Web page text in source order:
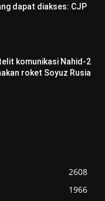
dapat diakses: CJP
komunikasi Nahid-2
roket Soyuz Rusia
2608
1966